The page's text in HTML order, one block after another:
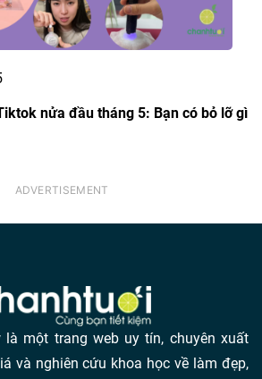
nửa đầu tháng 5: Bạn có bỏ lỡ gì
là một trang web uy tín, chuyên xuất
và nghiên cứu khoa học về làm đẹp,